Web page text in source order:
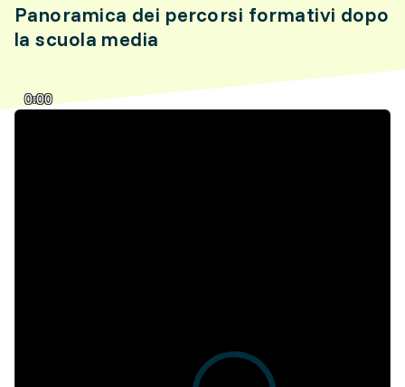
Panoramica dei percorsi formativi dopo
la scuola media
0:00